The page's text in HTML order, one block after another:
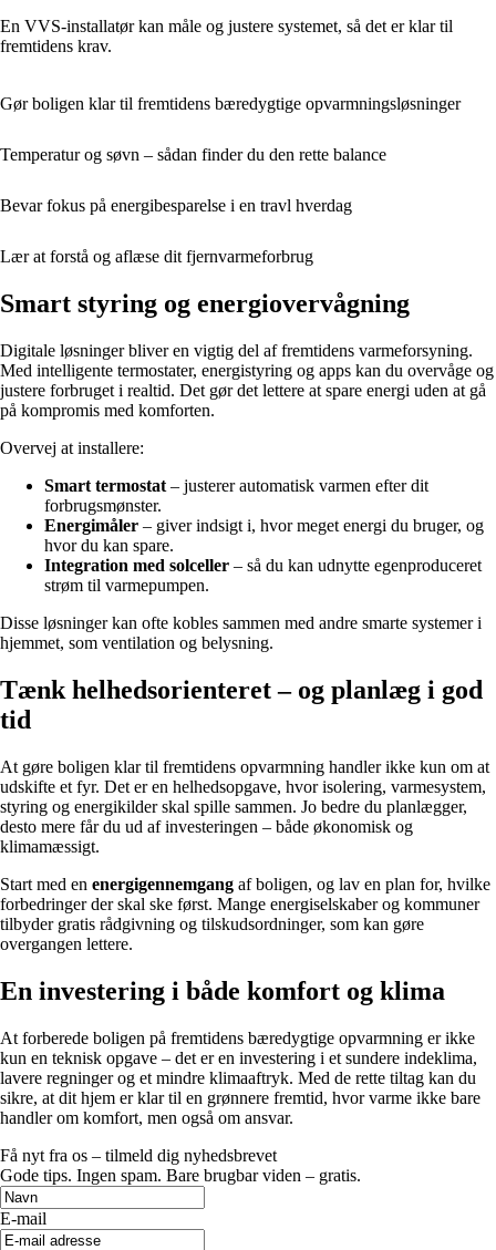
En VVS-installatør kan måle og justere systemet, så det er klar til
fremtidens krav.
Gør boligen klar til fremtidens bæredygtige opvarmningsløsninger
Temperatur og søvn – sådan finder du den rette balance
Bevar fokus på energibesparelse i en travl hverdag
Lær at forstå og aflæse dit fjernvarmeforbrug
Smart styring og energiovervågning
Digitale løsninger bliver en vigtig del af fremtidens varmeforsyning.
Med intelligente termostater, energistyring og apps kan du overvåge og
justere forbruget i realtid. Det gør det lettere at spare energi uden at gå
på kompromis med komforten.
Overvej at installere:
Smart termostat – justerer automatisk varmen efter dit
forbrugsmønster.
Energimåler – giver indsigt i, hvor meget energi du bruger, og
hvor du kan spare.
Integration med solceller – så du kan udnytte egenproduceret
strøm til varmepumpen.
Disse løsninger kan ofte kobles sammen med andre smarte systemer i
hjemmet, som ventilation og belysning.
Tænk helhedsorienteret – og planlæg i god
tid
At gøre boligen klar til fremtidens opvarmning handler ikke kun om at
udskifte et fyr. Det er en helhedsopgave, hvor isolering, varmesystem,
styring og energikilder skal spille sammen. Jo bedre du planlægger,
desto mere får du ud af investeringen – både økonomisk og
klimamæssigt.
Start med en energigennemgang af boligen, og lav en plan for, hvilke
forbedringer der skal ske først. Mange energiselskaber og kommuner
tilbyder gratis rådgivning og tilskudsordninger, som kan gøre
overgangen lettere.
En investering i både komfort og klima
At forberede boligen på fremtidens bæredygtige opvarmning er ikke
kun en teknisk opgave – det er en investering i et sundere indeklima,
lavere regninger og et mindre klimaaftryk. Med de rette tiltag kan du
sikre, at dit hjem er klar til en grønnere fremtid, hvor varme ikke bare
handler om komfort, men også om ansvar.
Få nyt fra os – tilmeld dig nyhedsbrevet
Gode tips. Ingen spam. Bare brugbar viden – gratis.
E-mail